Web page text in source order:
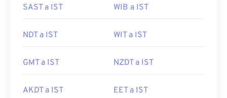
SAST a IST WIB a IST
NDT a IST WIT a IST
GMT a IST NZDT a IST
AKDT a IST EET a IST